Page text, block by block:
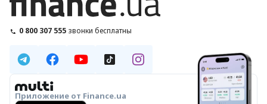
0 800 307 555 звонки бесплатны
Приложение от Finance.ua